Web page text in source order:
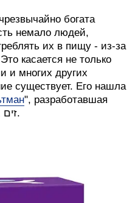
богата
немало людей,
их в пищу - из-за
касается не только
и многих других
существует. Его нашла
", разработавшая
препарат под название Gaz זים.